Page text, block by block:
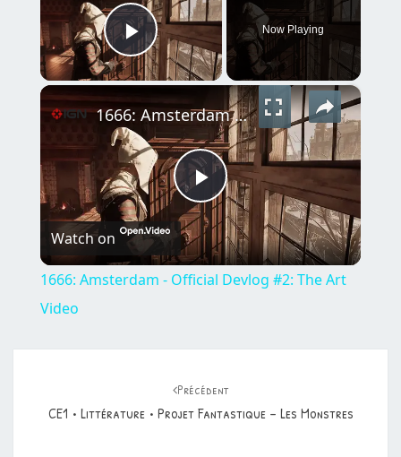
Play Video
Now Playing
×
Play
Video
1666: Amsterdam - Official Devlog #2: The Art Video
Watch on
1666: Amsterdam - Official Devlog #2: The Art
Video
Précédent
CE1 • Littérature • Projet Fantastique – Les Monstres